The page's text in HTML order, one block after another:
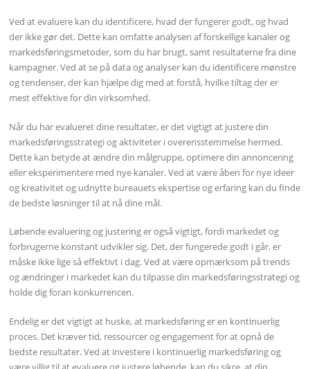
Ved at evaluere kan du identificere, hvad der fungerer godt, og hvad
der ikke gør det. Dette kan omfatte analysen af ​​forskellige kanaler og
markedsføringsmetoder, som du har brugt, samt resultaterne fra dine
kampagner. Ved at se på data og analyser kan du identificere mønstre
og tendenser, der kan hjælpe dig med at forstå, hvilke tiltag der er
mest effektive for din virksomhed.
Når du har evalueret dine resultater, er det vigtigt at justere din
markedsføringsstrategi og aktiviteter i overensstemmelse hermed.
Dette kan betyde at ændre din målgruppe, optimere din annoncering
eller eksperimentere med nye kanaler. Ved at være åben for nye ideer
og kreativitet og udnytte bureauets ekspertise og erfaring kan du finde
de bedste løsninger til at nå dine mål.
Løbende evaluering og justering er også vigtigt, fordi markedet og
forbrugerne konstant udvikler sig. Det, der fungerede godt i går, er
måske ikke lige så effektivt i dag. Ved at være opmærksom på trends
og ændringer i markedet kan du tilpasse din markedsføringsstrategi og
holde dig foran konkurrencen.
Endelig er det vigtigt at huske, at markedsføring er en kontinuerlig
proces. Det kræver tid, ressourcer og engagement for at opnå de
bedste resultater. Ved at investere i kontinuerlig markedsføring og